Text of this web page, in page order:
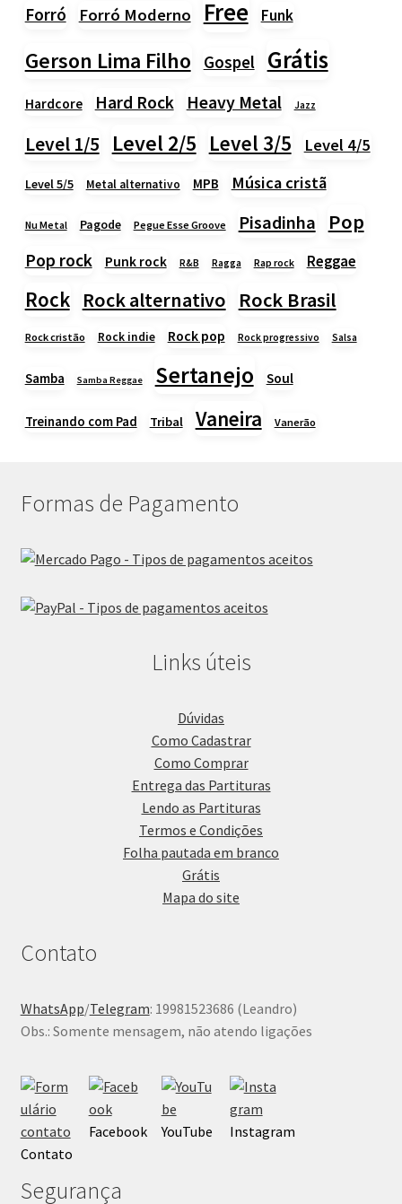
Forró Forró Moderno Free Funk
Gerson Lima Filho Gospel Grátis
Hardcore Hard Rock Heavy Metal Jazz
Level 1/5 Level 2/5 Level 3/5 Level 4/5
Level 5/5 Metal alternativo MPB Música cristã
Nu Metal Pagode Pegue Esse Groove Pisadinha Pop
Pop rock Punk rock R&B Ragga Rap rock Reggae
Rock Rock alternativo Rock Brasil
Rock cristão Rock indie Rock pop Rock progressivo Salsa
Samba Samba Reggae Sertanejo Soul
Treinando com Pad Tribal Vaneira Vanerão
Formas de Pagamento
Links úteis
Dúvidas
Como Cadastrar
Como Comprar
Entrega das Partituras
Lendo as Partituras
Termos e Condições
Folha pautada em branco
Grátis
Mapa do site
Contato
WhatsApp/Telegram: 19981523686 (Leandro)
Obs.: Somente mensagem, não atendo ligações
Contato
Facebook YouTube Instagram
Segurança